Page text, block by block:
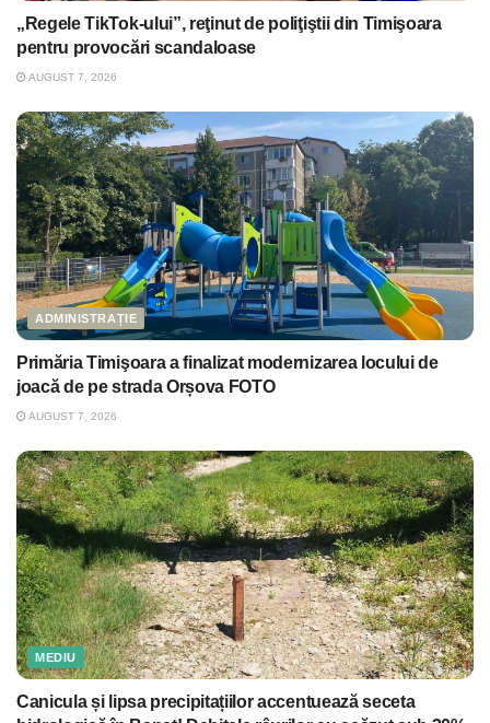
„Regele TikTok-ului”, reţinut de poliţiştii din Timişoara
pentru provocări scandaloase
AUGUST 7, 2026
ADMINISTRAȚIE
Primăria Timişoara a finalizat modernizarea locului de
joacă de pe strada Orșova FOTO
AUGUST 7, 2026
MEDIU
Canicula și lipsa precipitațiilor accentuează seceta